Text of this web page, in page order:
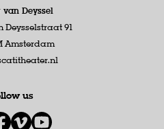
van Deyssel
Deysselstraat 91
Amsterdam
us